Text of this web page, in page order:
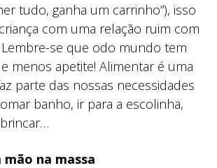
tudo, ganha um carrinho”), isso
com uma relação ruim com
Lembre-se que odo mundo tem
menos apetite! Alimentar é uma
parte das nossas necessidades
banho, ir para a escolinha,
mão na massa